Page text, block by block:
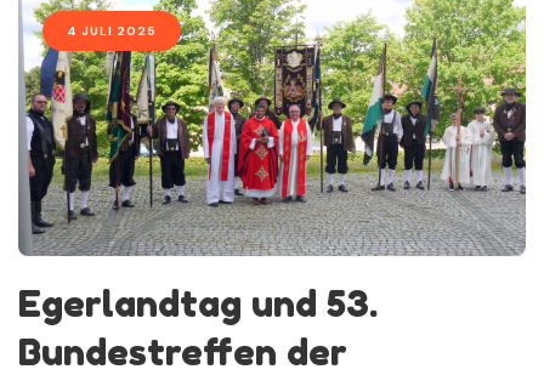
4 JULI 2025
Egerlandtag und 53.
Bundestreffen der